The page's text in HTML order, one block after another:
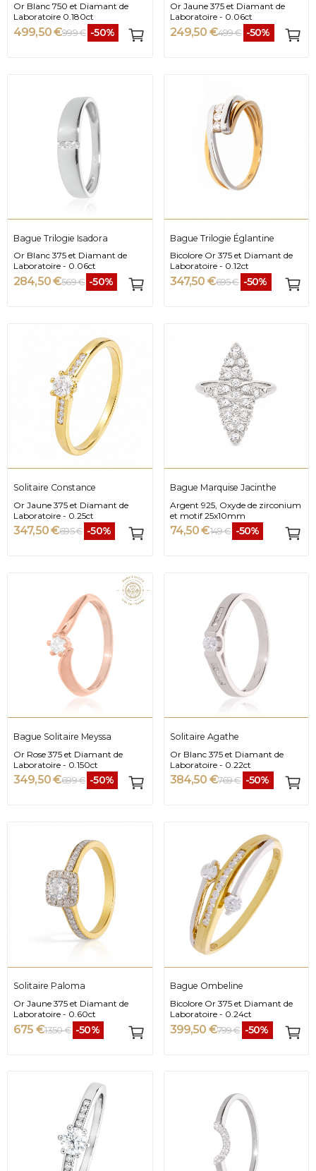
Or Blanc 750 et Diamant de
Laboratoire 0.180ct
499,50 €999 € -50%
Or Jaune 375 et Diamant de
Laboratoire - 0.06ct
249,50 €499 € -50%
Bague Trilogie Isadora
Or Blanc 375 et Diamant de
Laboratoire - 0.06ct
284,50 €569 € -50%
Bague Trilogie Églantine
Bicolore Or 375 et Diamant de
Laboratoire - 0.12ct
347,50 €695 € -50%
Solitaire Constance
Or Jaune 375 et Diamant de
Laboratoire - 0.25ct
347,50 €695 € -50%
Bague Marquise Jacinthe
Argent 925, Oxyde de zirconium
et motif 25x10mm
74,50 €149 € -50%
Bague Solitaire Meyssa
Or Rose 375 et Diamant de
Laboratoire - 0.150ct
349,50 €699 € -50%
Solitaire Agathe
Or Blanc 375 et Diamant de
Laboratoire - 0.22ct
384,50 €769 € -50%
Solitaire Paloma
Or Jaune 375 et Diamant de
Laboratoire - 0.60ct
675 €1 350 € -50%
Bague Ombeline
Bicolore Or 375 et Diamant de
Laboratoire - 0.24ct
399,50 €799 € -50%